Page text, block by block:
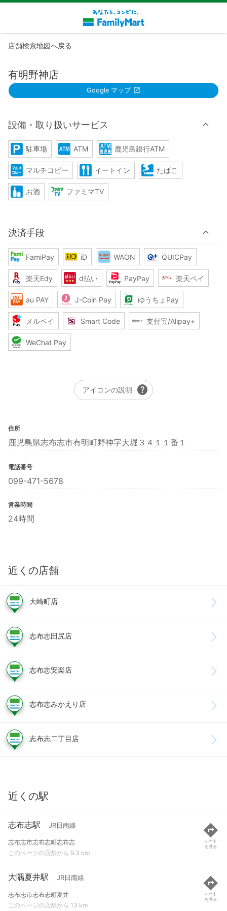
店舗検索地図へ戻る
有明野神店
Google マップ
設備・取り扱いサービス
駐車場 ATM 鹿児島銀行ATM
マルチコピー イートイン たばこ
お酒 ファミマTV
決済手段
FamiPay iD WAON QUICPay
楽天Edy d払い PayPay 楽天ペイ
au PAY J-Coin Pay ゆうちょPay
メルペイ Smart Code 支付宝/Alipay+
WeChat Pay
アイコンの説明 help
住所
鹿児島県志布志市有明町野神字大堀３４１１番１
電話番号
099-471-5678
営業時間
24時間
近くの店舗
大崎町店
志布志田尻店
志布志安楽店
志布志みかえり店
志布志二丁目店
近くの駅
志布志駅 JR日南線
志布志市志布志町志布志
このページの店舗から 9.3 km
ルート
を見る
大隅夏井駅 JR日南線
志布志市志布志町夏井
このページの店舗から 13 km
ルート
を見る